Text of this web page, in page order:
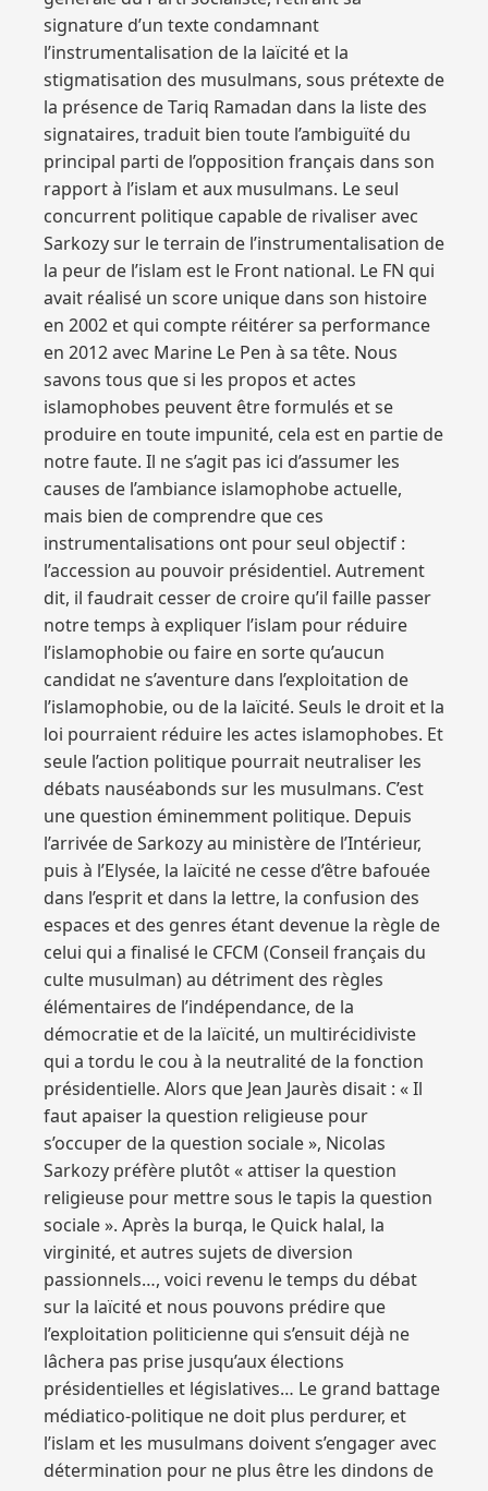
signature d’un texte condamnant
l’instrumentalisation de la laïcité et la
stigmatisation des musulmans, sous prétexte de
la présence de Tariq Ramadan dans la liste des
signataires, traduit bien toute l’ambiguïté du
principal parti de l’opposition français dans son
rapport à l’islam et aux musulmans. Le seul
concurrent politique capable de rivaliser avec
Sarkozy sur le terrain de l’instrumentalisation de
la peur de l’islam est le Front national. Le FN qui
avait réalisé un score unique dans son histoire
en 2002 et qui compte réitérer sa performance
en 2012 avec Marine Le Pen à sa tête. Nous
savons tous que si les propos et actes
islamophobes peuvent être formulés et se
produire en toute impunité, cela est en partie de
notre faute. Il ne s’agit pas ici d’assumer les
causes de l’ambiance islamophobe actuelle,
mais bien de comprendre que ces
instrumentalisations ont pour seul objectif :
l’accession au pouvoir présidentiel. Autrement
dit, il faudrait cesser de croire qu’il faille passer
notre temps à expliquer l’islam pour réduire
l’islamophobie ou faire en sorte qu’aucun
candidat ne s’aventure dans l’exploitation de
l’islamophobie, ou de la laïcité. Seuls le droit et la
loi pourraient réduire les actes islamophobes. Et
seule l’action politique pourrait neutraliser les
débats nauséabonds sur les musulmans. C’est
une question éminemment politique. Depuis
l’arrivée de Sarkozy au ministère de l’Intérieur,
puis à l’Elysée, la laïcité ne cesse d’être bafouée
dans l’esprit et dans la lettre, la confusion des
espaces et des genres étant devenue la règle de
celui qui a finalisé le CFCM (Conseil français du
culte musulman) au détriment des règles
élémentaires de l’indépendance, de la
démocratie et de la laïcité, un multirécidiviste
qui a tordu le cou à la neutralité de la fonction
présidentielle. Alors que Jean Jaurès disait : « Il
faut apaiser la question religieuse pour
s’occuper de la question sociale », Nicolas
Sarkozy préfère plutôt « attiser la question
religieuse pour mettre sous le tapis la question
sociale ». Après la burqa, le Quick halal, la
virginité, et autres sujets de diversion
passionnels…, voici revenu le temps du débat
sur la laïcité et nous pouvons prédire que
l’exploitation politicienne qui s’ensuit déjà ne
lâchera pas prise jusqu’aux élections
présidentielles et législatives… Le grand battage
médiatico-politique ne doit plus perdurer, et
l’islam et les musulmans doivent s’engager avec
détermination pour ne plus être les dindons de